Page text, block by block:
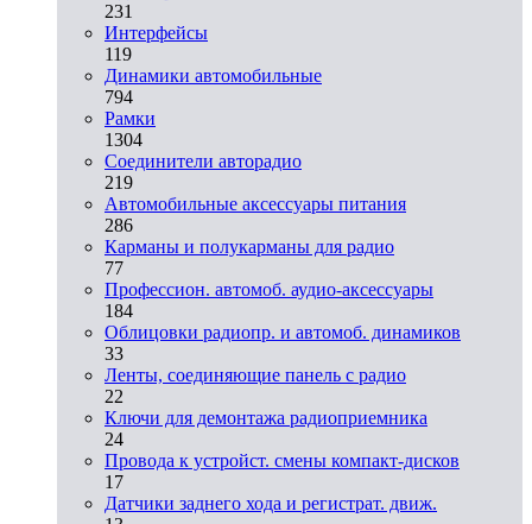
231
Интерфейсы
119
Динамики автомобильные
794
Рамки
1304
Соединители авторадио
219
Автомобильные аксессуары питания
286
Карманы и полукарманы для радио
77
Профессион. автомоб. аудио-аксессуары
184
Облицовки радиопр. и автомоб. динамиков
33
Ленты, соединяющие панель с радио
22
Ключи для демонтажа радиоприемника
24
Провода к устройст. смены компакт-дисков
17
Датчики заднего хода и регистрат. движ.